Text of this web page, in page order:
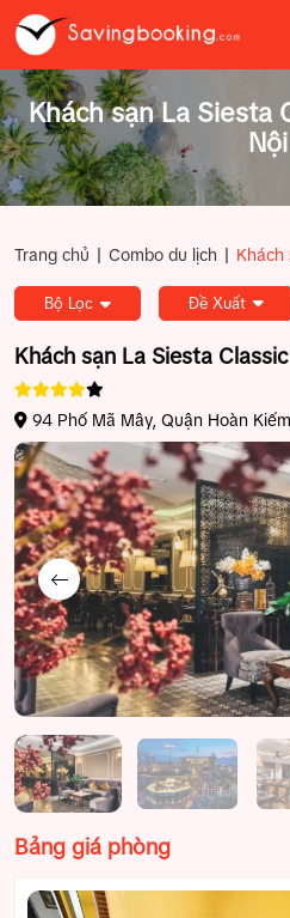
Khách sạn La Siesta
Nội
Trang chủ | Combo du lịch | Khách
Bộ Lọc Đề Xuất
Khách sạn La Siesta
94 Phố Mã Mây, Quận Hoàn
Bảng giá phòng